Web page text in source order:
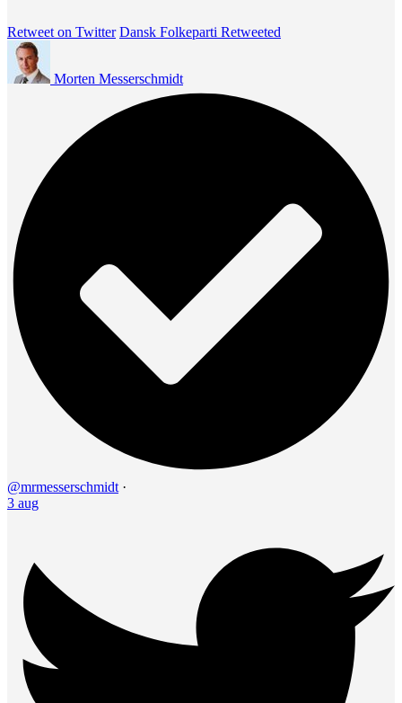
Retweet on Twitter Dansk Folkeparti Retweeted
Morten Messerschmidt
@mrmesserschmidt ·
3 aug